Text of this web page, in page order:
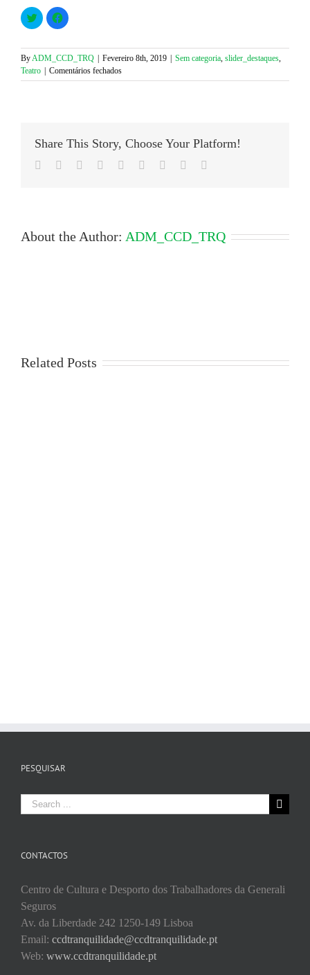
Click
to
share
Twitter
(Opens
in
new
window)
Click
to
Facebook
(Opens
new
window)
ByADM_CCD_TRQ Fevereiro 8th, 2019 Sem categoria, slider_destaques,
Teatro
Comentários fechadosem
OFERTA
E
QUICHE
de
Share This Story, Choose Your Platform!
Facebook
TwitterLinkedIn
Reddit Google+
TumblrPinterest
About the Author: ADM_CCD_TRQ
Related Posts
PESQUISAR
Search
for:
CONTACTOS
Centro de Cultura e Desporto dos Trabalhadores da Generali
Seguros
Av. da Liberdade 242 1250-149 Lisboa
Email: ccdtranquilidade@ccdtranquilidade.pt
Web: www.ccdtranquilidade.pt